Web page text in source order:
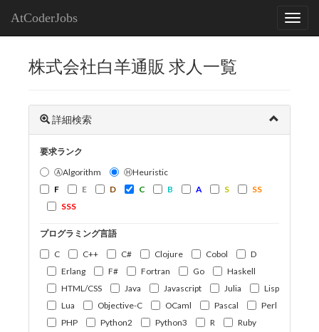
AtCoderJobs
株式会社白羊通販 求人一覧
詳細検索
要求ランク
ⒶAlgorithm
ⒽHeuristic
F
E D C B A S
SS
SSS
プログラミング言語
C
C++ C# Clojure Cobol
D
Erlang
F# Fortran Go
Haskell
HTML/CSS
Java Javascript Julia
Lisp
Lua
Objective-C OCaml Pascal
Perl
PHP
Python2 Python3 R
Ruby